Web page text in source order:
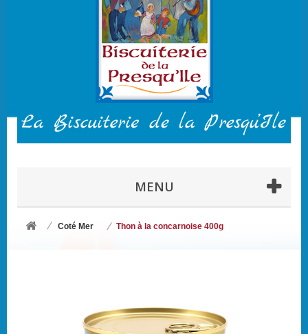
MENU
Coté Mer Thon à la concarnoise 400g